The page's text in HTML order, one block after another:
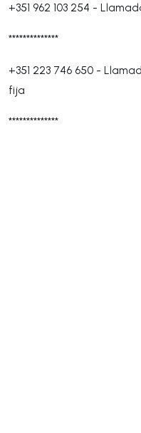
+351 962 103 254 -
**************
+351 223 746 650 -
fija
**************